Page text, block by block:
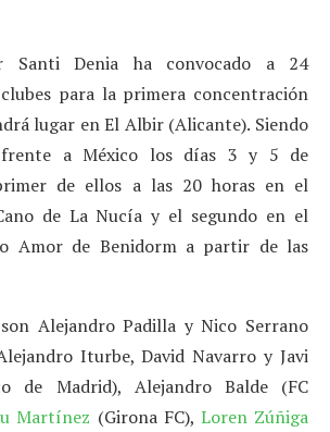
Santi Denia ha convocado a 24
para la primera concentración
lugar en El Albir (Alicante). Siendo
frente a México los días 3 y 5 de
de ellos a las 20 horas en el
de La Nucía y el segundo en el
Amor de Benidorm a partir de las
Alejandro Padilla y Nico Serrano
Iturbe, David Navarro y Javi
de Madrid), Alejandro Balde (FC
Martínez (Girona FC), Loren Zúñiga